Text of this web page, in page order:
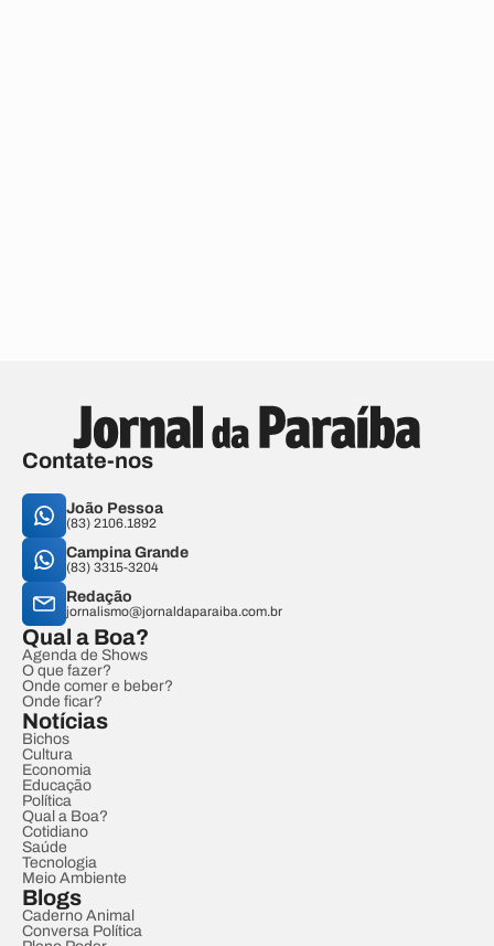
Contate-nos
João Pessoa
(83) 2106.1892
Campina Grande
(83) 3315-3204
Redação
jornalismo@jornaldaparaiba.com.br
Qual a Boa?
Agenda de Shows
O que fazer?
Onde comer e beber?
Onde ficar?
Notícias
Bichos
Cultura
Economia
Educação
Política
Qual a Boa?
Cotidiano
Saúde
Tecnologia
Meio Ambiente
Blogs
Caderno Animal
Conversa Política